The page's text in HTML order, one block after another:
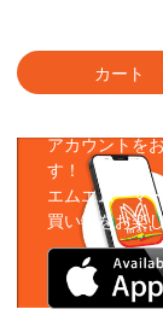
カート
アカウントを
す！
エムエムーマ
買い物をお楽